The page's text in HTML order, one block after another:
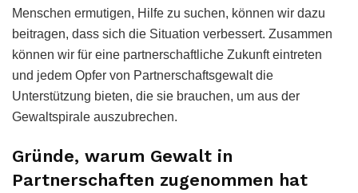
Menschen ermutigen, Hilfe zu suchen, können wir dazu
beitragen, dass sich die Situation verbessert. Zusammen
können wir für eine partnerschaftliche Zukunft eintreten
und jedem Opfer von Partnerschaftsgewalt die
Unterstützung bieten, die sie brauchen, um aus der
Gewaltspirale auszubrechen.
Gründe, warum Gewalt in
Partnerschaften zugenommen hat